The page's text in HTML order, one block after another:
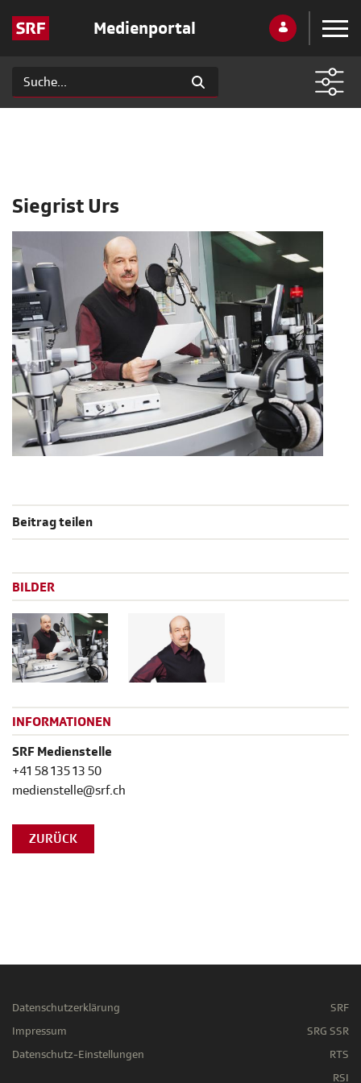
Medienportal
Siegrist Urs
Beitrag teilen
BILDER
INFORMATIONEN
SRF Medienstelle
+41 58 135 13 50
medienstelle@srf.ch
ZURÜCK
Datenschutzerklärung
Impressum
Datenschutz-Einstellungen
SRF
SRG SSR
RTS
RSI